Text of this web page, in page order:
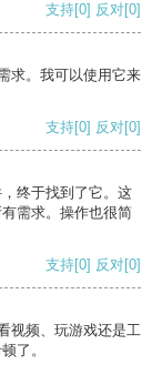
支持[0] 反对[0]
求。我可以使用它来
支持[0] 反对[0]
终于找到了它。这
需求。操作也很简
支持[0] 反对[0]
视频、玩游戏还是工
了。